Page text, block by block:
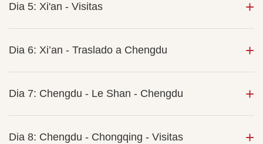
Dia 5: Xi'an - Visitas
Dia 6: Xi’an - Traslado a Chengdu
Dia 7: Chengdu - Le Shan - Chengdu
Dia 8: Chengdu - Chongqing - Visitas